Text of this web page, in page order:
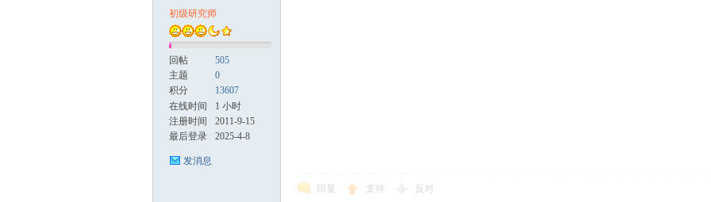
初级研究师
回帖
505
主题
0
积分
13607
在线时间
1 小时
注册时间
2011-9-15
最后登录
2025-4-8
发消息
回复 支持 反对